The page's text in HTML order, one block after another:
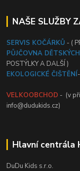
NAŠE SLUŽBY
SERVIS KOČÁRKŮ - (
PŮJČOVNA
POSTÝLKY A DALŠÍ )
EKOLOGICKÉ ČIŠTĚNÍ
VELKOOBCHOD - (v
info@dudukids.cz)
Hlavní centrála
DuDu Kids s.r.o.